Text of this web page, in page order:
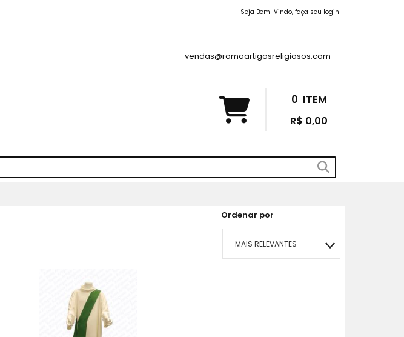
Seja Bem-Vindo, faça seu login
vendas@romaartigosreligiosos.com
0 ITEM
R$ 0,00
Ordenar por
MAIS RELEVANTES